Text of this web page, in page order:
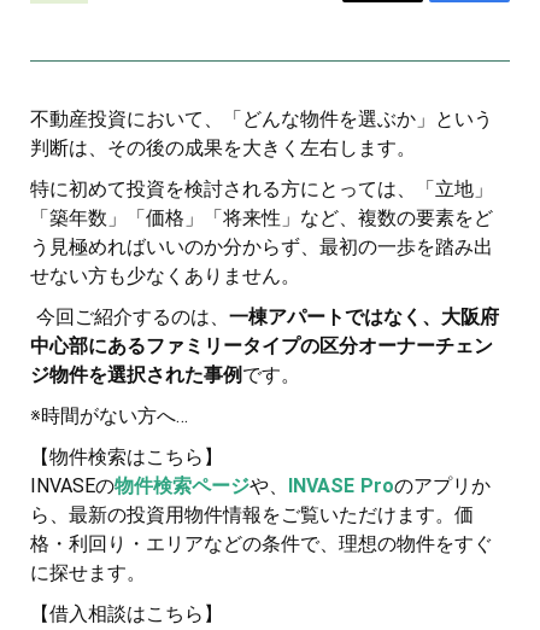
不動産投資において、「どんな物件を選ぶか」という
判断は、その後の成果を大きく左右します。
特に初めて投資を検討される方にとっては、「立地」
「築年数」「価格」「将来性」など、複数の要素をど
う見極めればいいのか分からず、最初の一歩を踏み出
せない方も少なくありません。
今回ご紹介するのは、 一棟アパートではなく、大阪府
中心部にあるファミリータイプの区分オーナーチェン
ジ物件を選択された事例 です。
※時間がない方へ…
【物件検索はこちら】
INVASEの物件検索ページや、 INVASE Proのアプリか
ら、最新の投資用物件情報をご覧いただけます。価
格・利回り・エリアなどの条件で、理想の物件をすぐ
に探せます。
【借入相談はこちら】